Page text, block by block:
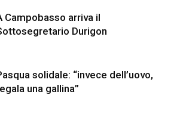
Campobasso arriva il
Durigon
solidale: “invece dell’uovo,
una gallina”